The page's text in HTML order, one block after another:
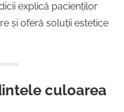
explică pacienților
și oferă soluții estetice
culoarea